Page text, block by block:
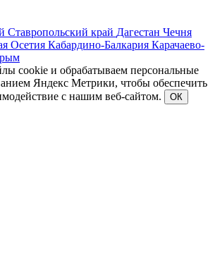
Ставропольский край Дагестан Чечня
Осетия Кабардино-Балкария Карачаево-
cookie и обрабатываем персональные
Яндекс Метрики, чтобы обеспечить
с нашим веб-сайтом.
ОК